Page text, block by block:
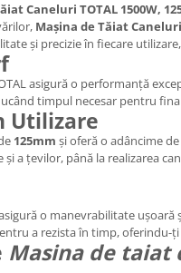
Caneluri TOTAL 1500W,
Mașina de Tăiat Caneluri
și precizie în fiecare
asigură o performanță
timpul necesar pentru
Utilizare
125mm și oferă o adâncime
a țevilor, până la realizarea
o manevrabilitate
a rezista în timp,
Masina de taiat